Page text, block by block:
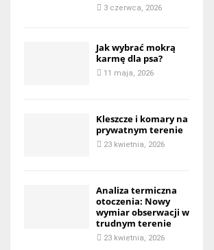
3 czerwca, 2026
Jak wybrać mokrą
karmę dla psa?
11 maja, 2026
Kleszcze i komary na
prywatnym terenie
23 kwietnia, 2026
Analiza termiczna
otoczenia: Nowy
wymiar obserwacji w
trudnym terenie
23 kwietnia, 2026